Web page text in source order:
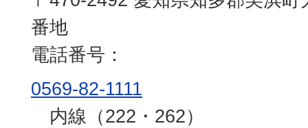
番地
電話番号：
0569-82-1111
内線（222・262）